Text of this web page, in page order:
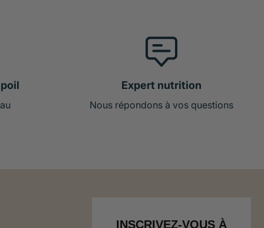
Expert nutrition
Nous répondons à vos questions
INSCRIVEZ-VOUS À